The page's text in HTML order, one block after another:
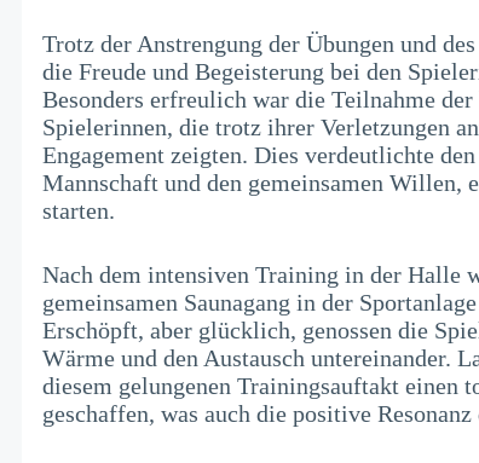
Trotz der Anstrengung der Übungen und
die Freude und Begeisterung bei den
Besonders erfreulich war die Teilnahme
Spielerinnen, die trotz ihrer Verletzungen
Engagement zeigten. Dies verdeutlichte
Mannschaft und den gemeinsamen Willen,
starten.
Nach dem intensiven Training in der Halle
gemeinsamen Saunagang in der
Erschöpft, aber glücklich, genossen die
Wärme und den Austausch untereinander.
diesem gelungenen Trainingsauftakt einen
geschaffen, was auch die positive